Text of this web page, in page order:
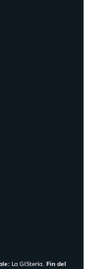
La GIStería. Fin del